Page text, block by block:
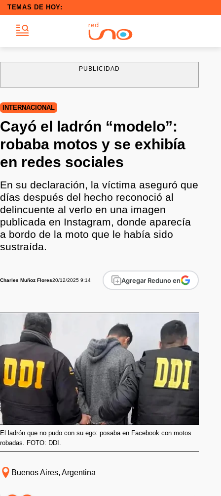
TEMAS DE HOY:
PUBLICIDAD
INTERNACIONAL
Cayó el ladrón “modelo”:
robaba motos y se exhibía
en redes sociales
En su declaración, la víctima aseguró que
días después del hecho reconoció al
delincuente al verlo en una imagen
publicada en Instagram, donde aparecía
a bordo de la moto que le había sido
sustraída.
Charles Muñoz Flores20/12/2025 9:14 Agregar Reduno en
El ladrón que no pudo con su ego: posaba en Facebook con motos
robadas. FOTO: DDI.
Buenos Aires, Argentina